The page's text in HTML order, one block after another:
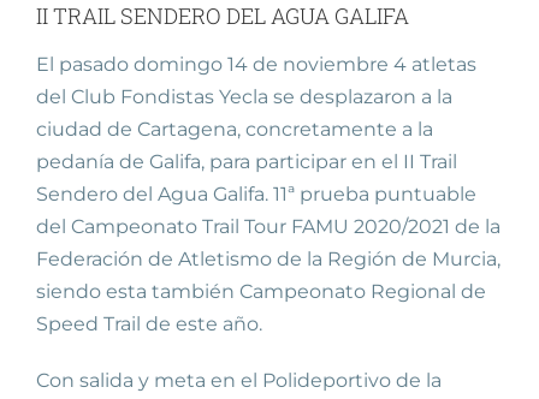
II TRAIL SENDERO DEL AGUA GALIFA
El pasado domingo 14 de noviembre 4 atletas
del Club Fondistas Yecla se desplazaron a la
ciudad de Cartagena, concretamente a la
pedanía de Galifa, para participar en el II Trail
Sendero del Agua Galifa. 11ª prueba puntuable
del Campeonato Trail Tour FAMU 2020/2021 de la
Federación de Atletismo de la Región de Murcia,
siendo esta también Campeonato Regional de
Speed Trail de este año.
Con salida y meta en el Polideportivo de la